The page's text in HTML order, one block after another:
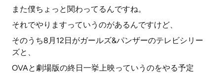
また僕ちょっと関わってるんですね。
それでやりますっていうのがあるんですけど、
そのうち8月12日がガールズ&パンザーのテレビシリー
ズと、
OVAと劇場版の終日一挙上映っていうのをやる予定